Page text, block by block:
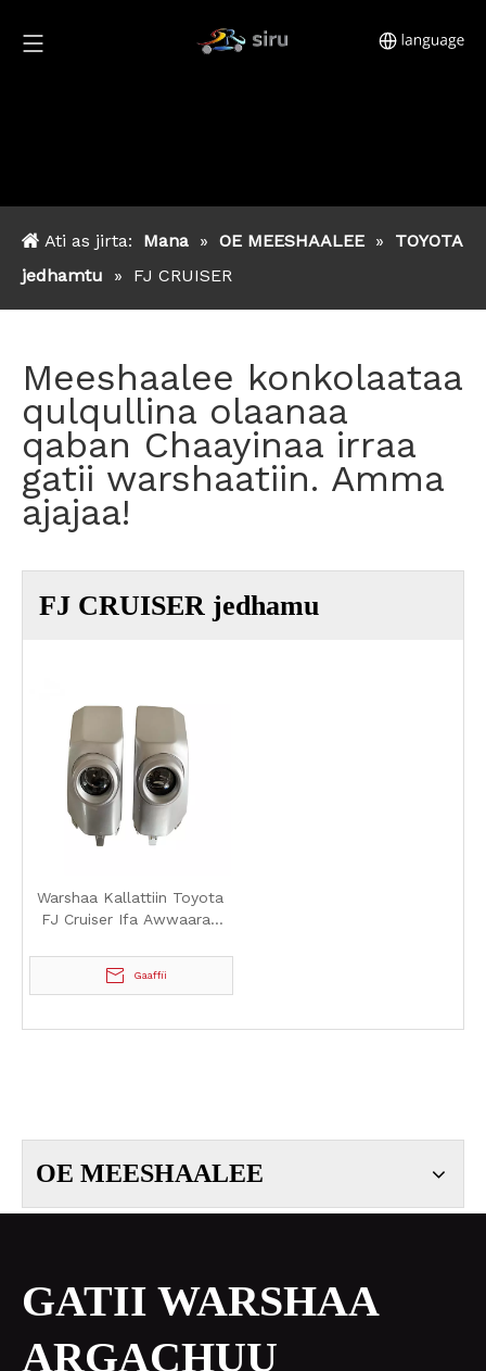
Ati as jirta: Mana » OE MEESHAALEE »
TOYOTA
jedhamtu
» FJ CRUISER
Meeshaalee konkolaataa
qulqullina olaanaa
qaban Chaayinaa irraa
gatii warshaatiin. Amma
ajajaa!
FJ CRUISER jedhamu
Warshaa Kallattiin Toyota
FJ Cruiser Ifa Awwaaraa
Ol'aanaa fi Yeroo dheeraa
kan turu
Gaaffii
OE MEESHAALEE
GATII WARSHAA
ARGACHUU